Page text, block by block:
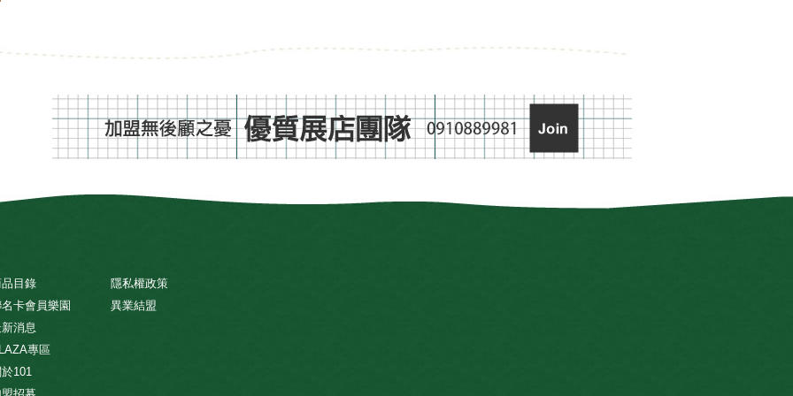
目錄
卡會員樂園
消息
專區
101
隱私權政策
異業結盟